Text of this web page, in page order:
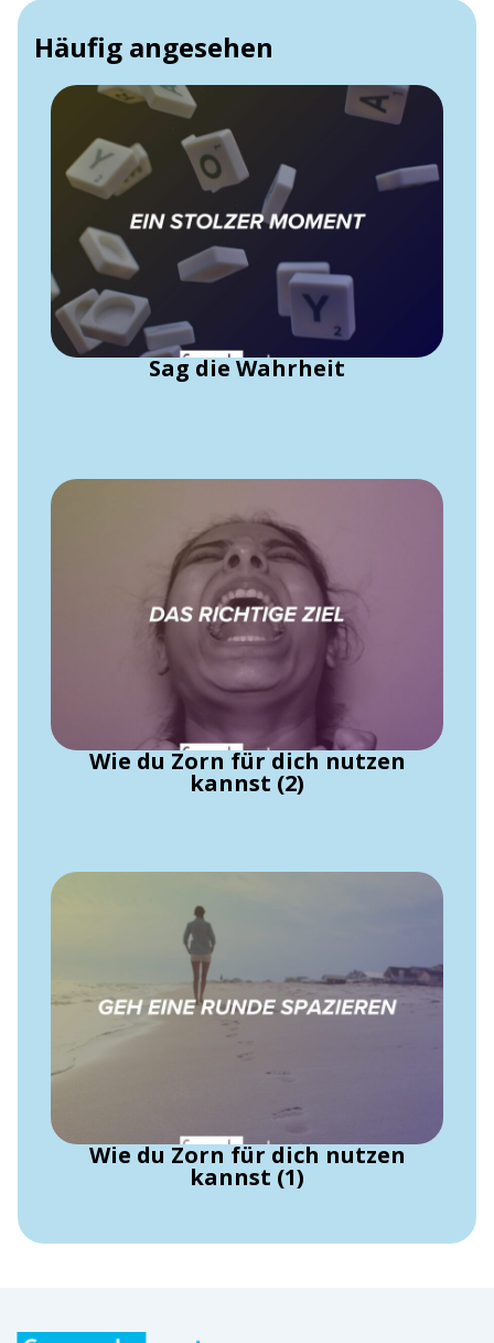
Häufig angesehen
Sag die Wahrheit
Wie du Zorn für dich nutzen
kannst (2)
Wie du Zorn für dich nutzen
kannst (1)